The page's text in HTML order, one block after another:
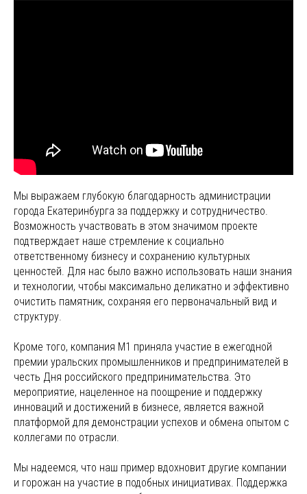
Мы выражаем глубокую благодарность администрации
города Екатеринбурга за поддержку и сотрудничество.
Возможность участвовать в этом значимом проекте
подтверждает наше стремление к социально
ответственному бизнесу и сохранению культурных
ценностей. Для нас было важно использовать наши знания
и технологии, чтобы максимально деликатно и эффективно
очистить памятник, сохраняя его первоначальный вид и
структуру.
Кроме того, компания M1 приняла участие в ежегодной
премии уральских промышленников и предпринимателей в
честь Дня российского предпринимательства. Это
мероприятие, нацеленное на поощрение и поддержку
инноваций и достижений в бизнесе, является важной
платформой для демонстрации успехов и обмена опытом с
коллегами по отрасли.
Мы надеемся, что наш пример вдохновит другие компании
и горожан на участие в подобных инициативах. Поддержка